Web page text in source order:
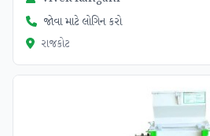
જોવા માટે લોગિન કરો
રાજકોટ